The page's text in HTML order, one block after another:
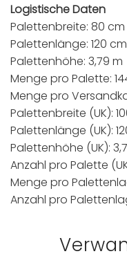
Logistische Daten
Palettenbreite: 80 cm
Palettenlänge: 120 cm
Palettenhöhe: 3,79 m
Menge pro Palette:
Menge pro
Palettenbreite (UK):
Palettenlänge (UK):
Palettenhöhe (UK):
Anzahl pro Palette
Menge pro
Anzahl pro